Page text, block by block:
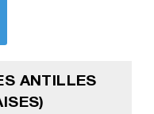
ANTILLES